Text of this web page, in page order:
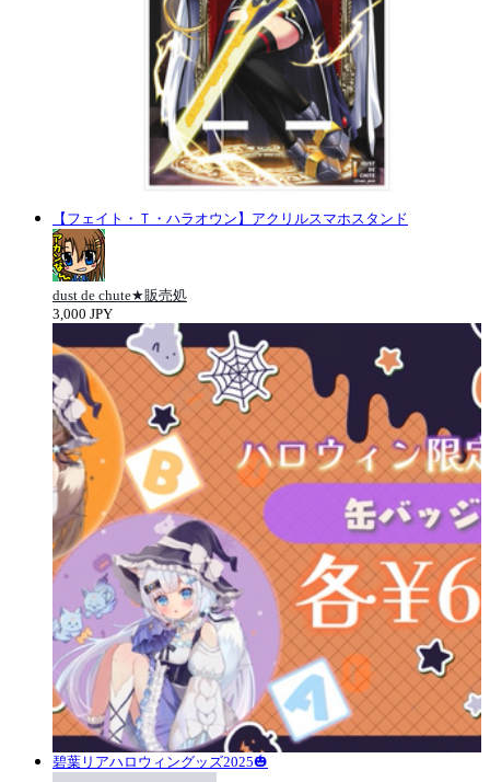
【フェイト・Ｔ・ハラオウン】アクリルスマホスタンド
dust de chute★販売処
3,000 JPY
碧葉リアハロウィングッズ2025🎃